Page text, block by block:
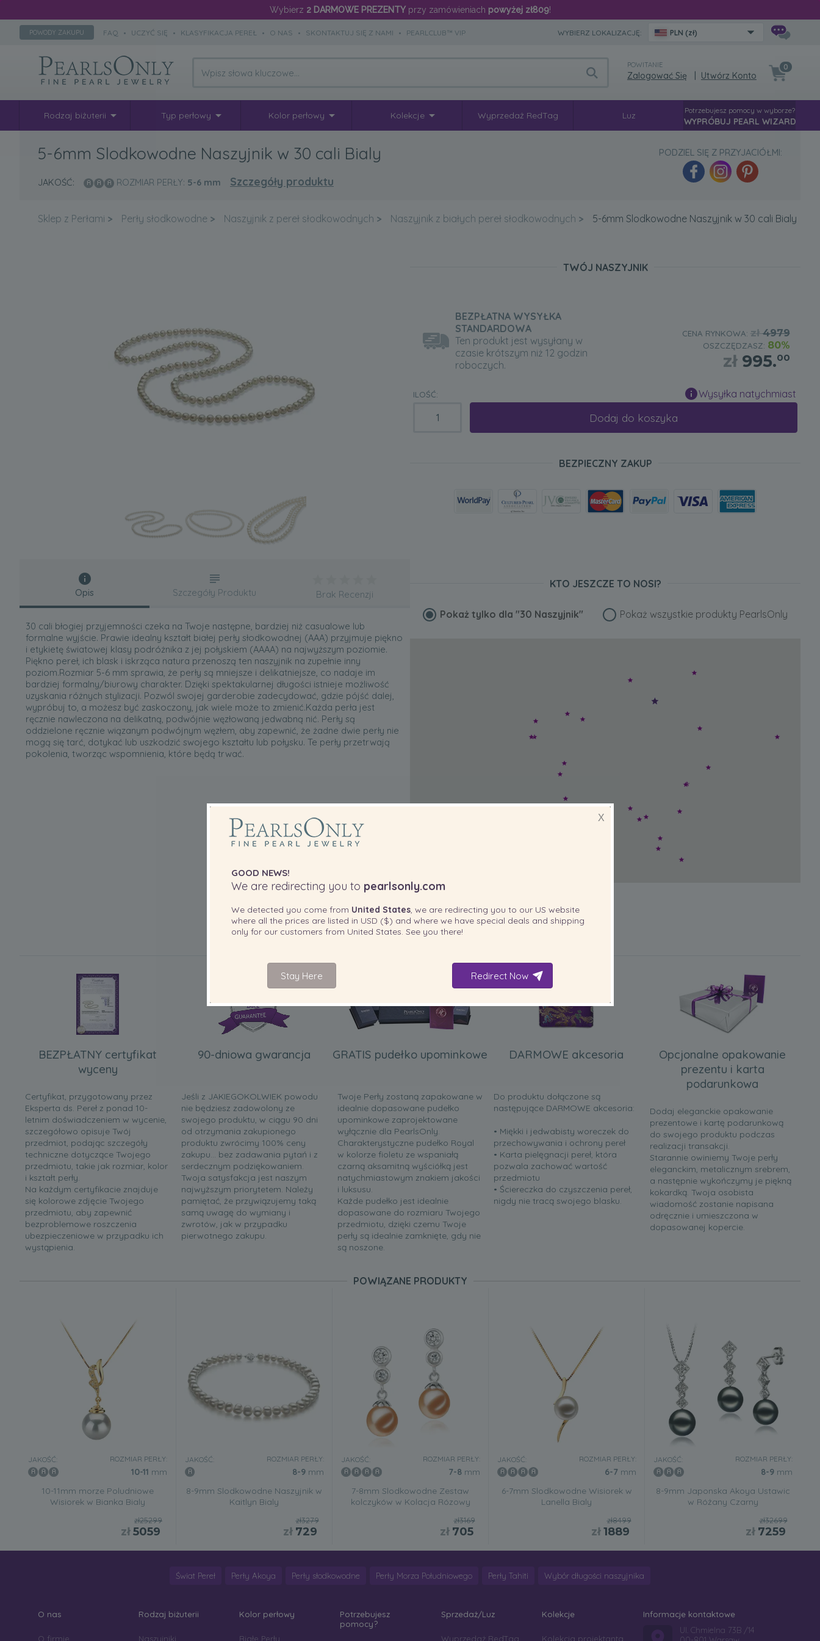
Wybierz 2 DARMOWE PREZENTYprzy zamówieniach powyżej zł809!
POWODY ZAKUPU FAQ • UCZYĆ SIĘ • KLASYFIKACJA PEREŁ • O NAS • SKONTAKTUJ SIĘ Z NAMI • PEARLCLUB™ VIP WYBIERZ LOKALIZACJĘ: PLN (zł)
POWITANIE
Zalogować Się| Utwórz Konto
0
Rodzaj biżuterii Typ perłowy Kolor perłowy Kolekcje Wyprzedaż RedTag Luz Potrzebujesz pomocy w wyborze?
WYPRÓBUJ PEARL WIZARD
5-6mm Slodkowodne Naszyjnik w 30 cali Bialy
JAKOŚĆ: ROZMIAR PERŁY: 5-6 mm Szczegóły produktu
PODZIEL SIĘ Z PRZYJACIÓŁMI:
Sklep z Perłami > Perły słodkowodne > Naszyjnik z pereł słodkowodnych > Naszyjnik z białych pereł słodkowodnych > 5-6mm Slodkowodne Naszyjnik w 30 cali Bialy
TWÓJ NASZYJNIK
BEZPŁATNA WYSYŁKA
STANDARDOWA
Ten produkt jest wysyłany w
czasie krótszym niż 12 godzin
roboczych.
CENA RYNKOWA: zł4979
OSZCZĘDZASZ: 80%
zł 995.00
ILOŚĆ: Wysyłka natychmiast
Dodaj do koszyka
BEZPIECZNY ZAKUP
Opis
30 cali błogiej przyjemności czeka na Twoje następne, bardziej niż casualowe lub
formalne wyjście. Prawie idealny kształt białej perły słodkowodnej (AAA) przyjmuje piękno
i etykietę światowej klasy podróżnika z jej połyskiem (AAAA) na najwyższym poziomie.
Piękno pereł, ich blask i iskrząca natura przenoszą ten naszyjnik na zupełnie inny
poziom.Rozmiar 5-6 mm sprawia, że perły są mniejsze i delikatniejsze, co nadaje im
bardziej formalny/biurowy charakter. Dzięki spektakularnej długości istnieje możliwość
uzyskania różnych stylizacji. Pozwól swojej garderobie zadecydować, gdzie pójść dalej,
wypróbuj to, a możesz być zaskoczony, jak wiele może to zmienić.Każda perła jest
ręcznie nawleczona na delikatną, podwójnie węzłowaną jedwabną nić. Perły są
oddzielone ręcznie wiązanym podwójnym węzłem, aby zapewnić, że żadne dwie perły nie
mogą się tarć, dotykać lub uszkodzić swojego kształtu lub połysku. Te perły przetrwają
pokolenia, tworząc wspomnienia, które będą trwać.
Szczegóły Produktu Brak Recenzji
KTO JESZCZE TO NOSI?
Pokaż tylko dla"30 Naszyjnik" Pokaż wszystkie produkty PearlsOnly
BEZPŁATNY certyfikat
wyceny
Certyfikat, przygotowany przez
Eksperta ds. Pereł z ponad 10-
letnim doświadczeniem w wycenie,
szczegółowo opisuje Twój
przedmiot, podając szczegóły
techniczne dotyczące Twojego
przedmiotu, takie jak rozmiar, kolor
i kształt perły.
Na każdym certyfikacie znajduje
się kolorowe zdjęcie Twojego
przedmiotu, aby zapewnić
bezproblemowe roszczenia
ubezpieczeniowe w przypadku ich
wystąpienia.
90-dniowa gwarancja
Jeśli z JAKIEGOKOLWIEK powodu
nie będziesz zadowolony ze
swojego produktu, w ciągu 90 dni
od otrzymania zakupionego
produktu zwrócimy 100% ceny
zakupu... bez zadawania pytań i z
serdecznym podziękowaniem.
Twoja satysfakcja jest naszym
najwyższym priorytetem. Należy
pamiętać, że przywiązujemy taką
samą uwagę do wymiany i
zwrotów, jak w przypadku
pierwotnego zakupu.
GRATIS pudełko upominkowe
Twoje Perły zostaną zapakowane w
idealnie dopasowane pudełko
upominkowe zaprojektowane
wyłącznie dla PearlsOnly.
Charakterystyczne pudełko Royal
w kolorze fioletu ze wspaniałą
czarną aksamitną wyściółką jest
natychmiastowym znakiem jakości
i luksusu.
Każde pudełko jest idealnie
dopasowane do rozmiaru Twojego
przedmiotu, dzięki czemu Twoje
perły są idealnie zamknięte, gdy nie
są noszone.
DARMOWE akcesoria
Do produktu dołączone są
następujące DARMOWE akcesoria:
• Miękki i jedwabisty woreczek do
przechowywania i ochrony pereł
• Karta pielęgnacji pereł, która
pozwala zachować wartość
przedmiotu
• Ściereczka do czyszczenia pereł,
nigdy nie tracą swojego blasku.
Opcjonalne opakowanie
prezentu i karta
podarunkowa
Dodaj eleganckie opakowanie
prezentowe i kartę podarunkową
do swojego produktu podczas
realizacji transakcji.
Starannie owiniemy Twoje perły
eleganckim, metalicznym srebrem,
a następnie wykończymy je piękną
kokardką. Twoja osobista
wiadomość zostanie napisana
odręcznie i umieszczona w
dopasowanej kopercie.
POWIĄZANE PRODUKTY
JAKOŚĆ: ROZMIAR PERŁY:
10-11 mm
10-11mm morze Poludniowe
Wisiorek w Bianka Bialy
zł25299
zł5059
JAKOŚĆ: ROZMIAR PERŁY:
8-9mm
8-9mm Slodkowodne Naszyjnik w
Kaitlyn Bialy
zł3279
zł 729
JAKOŚĆ: ROZMIAR PERŁY:
7-8mm
7-8mm Slodkowodne Zestaw
kolczyków w Kolacja Rózowy
zł3169
zł 705
JAKOŚĆ: ROZMIAR PERŁY:
6-7 mm
6-7mm Slodkowodne Wisiorek w
Lanella Bialy
zł8499
zł1889
JAKOŚĆ: ROZMIAR PERŁY:
8-9mm
8-9mm Japonska Akoya Ustawic
w Różany Czarny
zł32699
zł 7259
Świat Pereł Perły Akoya Perły słodkowodne Perły Morza Południowego Perły Tahiti Wybór długości naszyjnika
O nas
O firmie
Rodzaj biżuterii
Naszyjniki
Kolor perłowy
Białe Perły
Potrzebujesz
pomocy?
Sprzedaż/Luz
Wyprzedaż RedTag
Kolekcje
Kolekcja projektanta
Informacje kontaktowe
Ul. Chmielna 73B /14
X
GOOD NEWS!
We are redirecting you to pearlsonly.com
We detected you come from United States, we are redirecting you to our US website
where all the prices are listed in USD ($) and where we have special deals and shipping
only for our customers from United States. See you there!
Stay Here Redirect Now